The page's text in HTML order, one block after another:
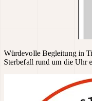
Würdevolle Begleitung in
Sterbefall rund um die Uhr